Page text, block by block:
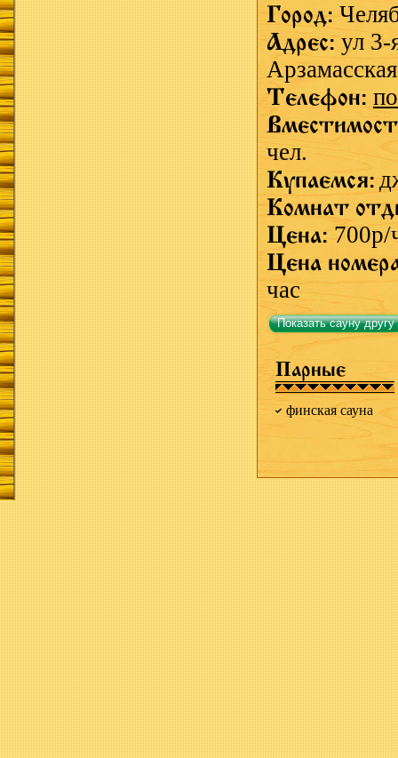
Город:
Адрес: ул 3-
Телефон:
чел.
Купаемся:
Комнат
Цена: 700р/
Цена
час
Показать сауну другу
Парные
финская сауна